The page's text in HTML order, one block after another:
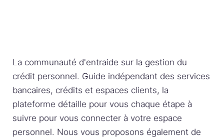
La communauté d'entraide sur la gestion du
crédit personnel. Guide indépendant des services
bancaires, crédits et espaces clients, la
plateforme détaille pour vous chaque étape à
suivre pour vous connecter à votre espace
personnel. Nous vous proposons également de